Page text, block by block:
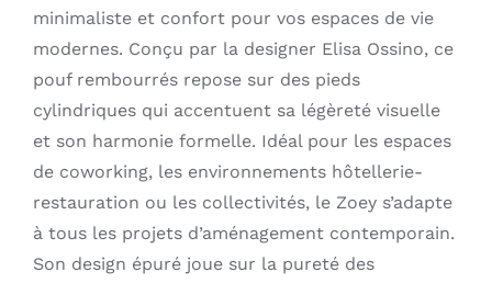
minimaliste et confort pour vos espaces de vie
modernes. Conçu par la designer Elisa Ossino, ce
pouf rembourrés repose sur des pieds
cylindriques qui accentuent sa légèreté visuelle
et son harmonie formelle. Idéal pour les espaces
de coworking, les environnements hôtellerie-
restauration ou les collectivités, le Zoey s’adapte
à tous les projets d’aménagement contemporain.
Son design épuré joue sur la pureté des